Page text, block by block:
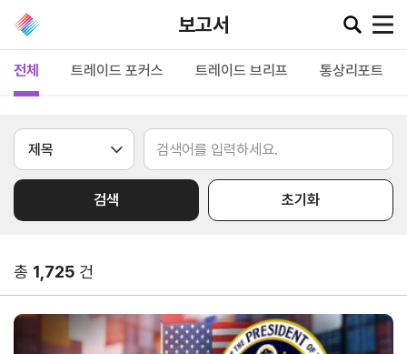
보고서
공지·뉴스
협회소
공지사항
포토뉴스
입찰공고
무역동
향
무역뉴스
해외시장동향
유관기관소식
환율/
원자재
동향
원자재
시장
정보
KITA
전체 트레이드 포커스 트레이드 브리프 통상리포트
검색 초기화
총 1,725 건